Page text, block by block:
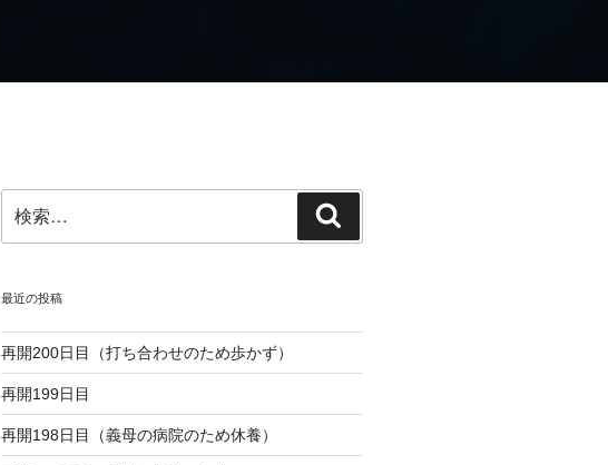
索:
索
最近の投稿
再開200日目（打ち合わせのため歩かず）
再開199日目
再開198日目（義母の病院のため休養）